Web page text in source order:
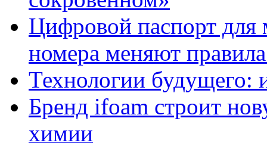
Цифровой паспорт для
номера меняют
Технологии будущего:
Бренд ifoam строит
химии